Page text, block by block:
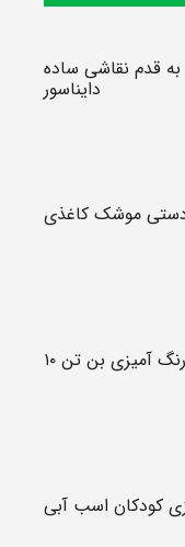
قدم نقاشی ساده
دایناسور
موشک کاغذی
آمیزی بن تن ۱۰
کودکان اسب آبی